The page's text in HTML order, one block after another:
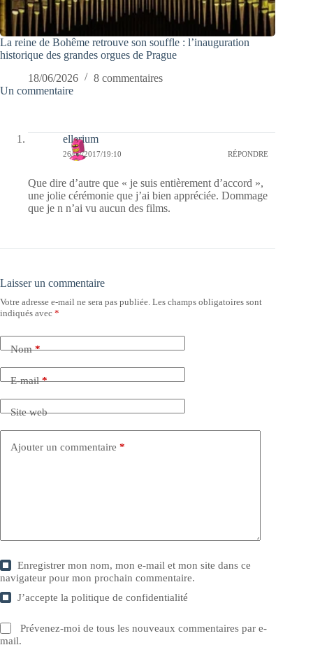
La reine de Bohême retrouve son souffle : l’inauguration
historique des grandes orgues de Prague
18/06/2026
8 commentaires
Un commentaire
ellerium
26/02/2017/19:10 RÉPONDRE
Que dire d’autre que « je suis entièrement d’accord »,
une jolie cérémonie que j’ai bien appréciée. Dommage
que je n n’ai vu aucun des films.
Laisser un commentaire
Votre adresse e-mail ne sera pas publiée. Les champs obligatoires sont
indiqués avec *
Nom*
E-mail*
Site web
Ajouter un commentaire *
Enregistrer mon nom, mon e-mail et mon site dans ce
navigateur pour mon prochain commentaire.
J’accepte lapolitique de confidentialité
Prévenez-moi de tous les nouveaux commentaires par e-
mail.